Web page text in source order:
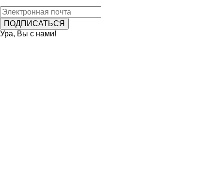
Ура, Вы с нами!